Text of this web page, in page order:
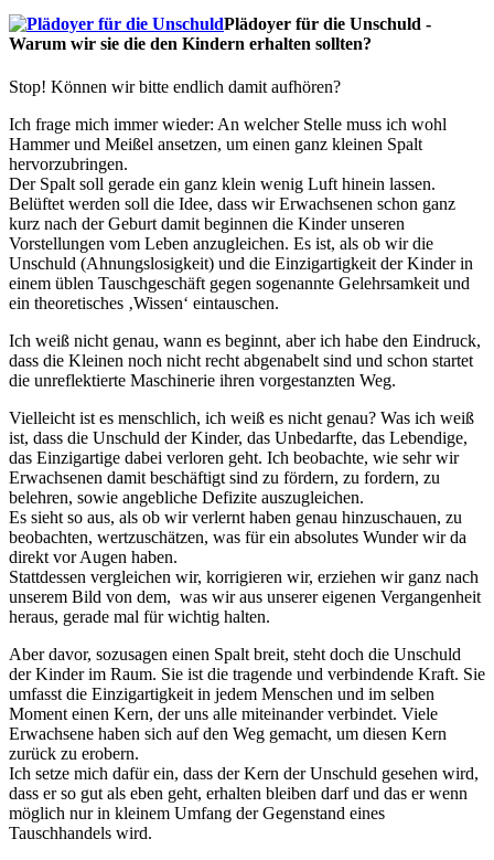
Plädoyer für die Unschuld -
Warum wir sie die den Kindern erhalten sollten?
Stop! Können wir bitte endlich damit aufhören?
Ich frage mich immer wieder: An welcher Stelle muss ich wohl
Hammer und Meißel ansetzen, um einen ganz kleinen Spalt
hervorzubringen.
Der Spalt soll gerade ein ganz klein wenig Luft hinein lassen.
Belüftet werden soll die Idee, dass wir Erwachsenen schon ganz
kurz nach der Geburt damit beginnen die Kinder unseren
Vorstellungen vom Leben anzugleichen. Es ist, als ob wir die
Unschuld (Ahnungslosigkeit) und die Einzigartigkeit der Kinder in
einem üblen Tauschgeschäft gegen sogenannte Gelehrsamkeit und
ein theoretisches ‚Wissen‘ eintauschen.
Ich weiß nicht genau, wann es beginnt, aber ich habe den Eindruck,
dass die Kleinen noch nicht recht abgenabelt sind und schon startet
die unreflektierte Maschinerie ihren vorgestanzten Weg.
Vielleicht ist es menschlich, ich weiß es nicht genau? Was ich weiß
ist, dass die Unschuld der Kinder, das Unbedarfte, das Lebendige,
das Einzigartige dabei verloren geht. Ich beobachte, wie sehr wir
Erwachsenen damit beschäftigt sind zu fördern, zu fordern, zu
belehren, sowie angebliche Defizite auszugleichen.
Es sieht so aus, als ob wir verlernt haben genau hinzuschauen, zu
beobachten, wertzuschätzen, was für ein absolutes Wunder wir da
direkt vor Augen haben.
Stattdessen vergleichen wir, korrigieren wir, erziehen wir ganz nach
unserem Bild von dem, was wir aus unserer eigenen Vergangenheit
heraus, gerade mal für wichtig halten.
Aber davor, sozusagen einen Spalt breit, steht doch die Unschuld
der Kinder im Raum. Sie ist die tragende und verbindende Kraft. Sie
umfasst die Einzigartigkeit in jedem Menschen und im selben
Moment einen Kern, der uns alle miteinander verbindet. Viele
Erwachsene haben sich auf den Weg gemacht, um diesen Kern
zurück zu erobern.
Ich setze mich dafür ein, dass der Kern der Unschuld gesehen wird,
dass er so gut als eben geht, erhalten bleiben darf und das er wenn
möglich nur in kleinem Umfang der Gegenstand eines
Tauschhandels wird.